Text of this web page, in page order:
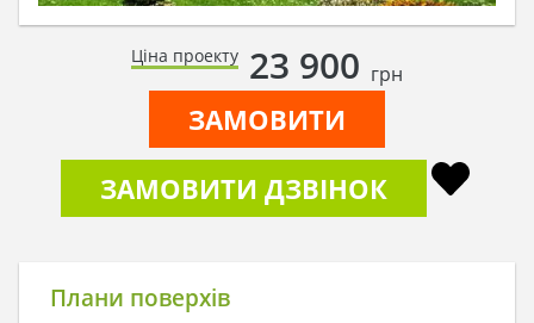
Ціна проекту 23 900 грн
ЗАМОВИТИ
ЗАМОВИТИ ДЗВІНОК
Плани поверхів